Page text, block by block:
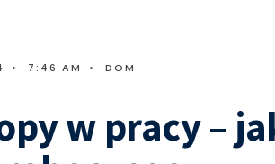
• 7:46 AM • DOM
w pracy –